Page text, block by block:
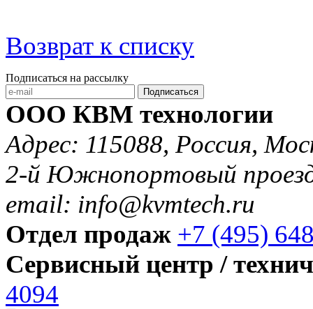
Возврат к списку
Подписаться на рассылку
Подписаться
ООО КВМ технологии
Адрес: 115088, Россия,
2-й Южнопортовый
email: info@kvmtech.ru
Отдел продаж +7 (495)
Сервисный центр /
4094